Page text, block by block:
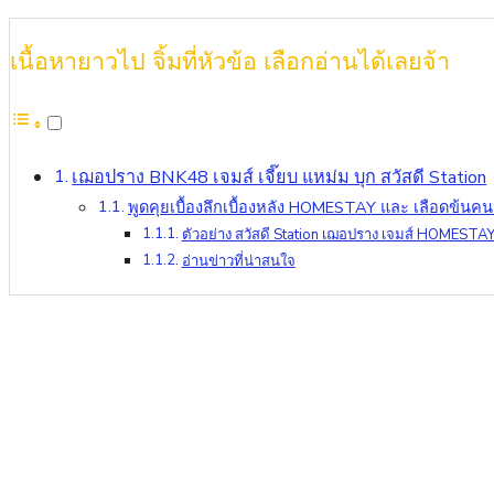
เนื้อหายาวไป จิ้มที่หัวข้อ เลือกอ่านได้เลยจ้า
เฌอปราง BNK48 เจมส์ เจี๊ยบ แหม่ม บุก สวัสดี Station
พูดคุยเบื้องลึกเบื้องหลัง HOMESTAY และ เลือดข้นค
ตัวอย่าง สวัสดี Station เฌอปราง เจมส์ HOMESTAY
อ่านข่าวที่น่าสนใจ